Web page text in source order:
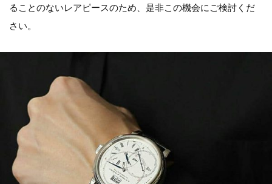
ることのないレアピースのため、是非この機会にご検討くだ
さい。